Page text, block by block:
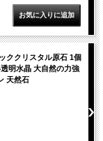
ククリスタル原石 1個
明水晶 大自然の力強
天然石